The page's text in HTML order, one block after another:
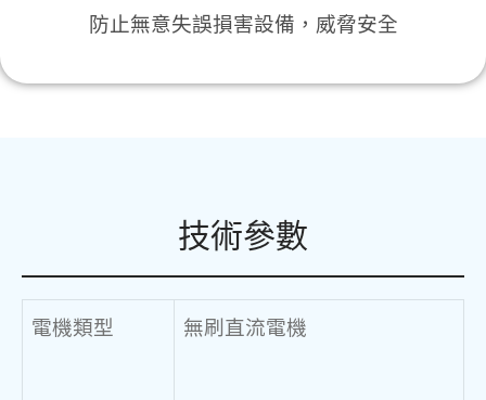
防止無意失誤損害設備，威脅安全
技術參數
電機類型 無刷直流電機